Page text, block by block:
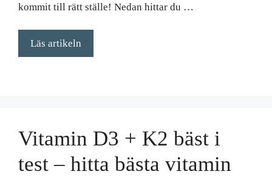
kommit till rätt ställe! Nedan hittar du …
Läs artikeln
Vitamin D3 + K2 bäst i
test – hitta bästa vitamin